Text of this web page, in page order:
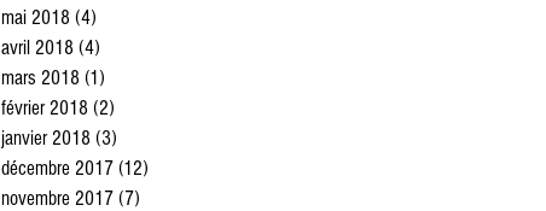
mai 2018 (4)
avril 2018 (4)
mars 2018 (1)
février 2018 (2)
janvier 2018 (3)
décembre 2017 (12)
novembre 2017 (7)